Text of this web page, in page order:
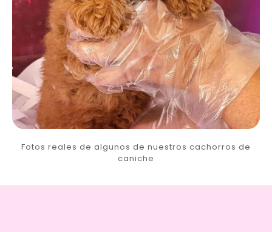
Fotos reales de algunos de nuestros cachorros de
caniche